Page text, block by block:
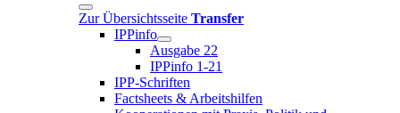
Zur Übersichtsseite Transfer
IPPinfo
Ausgabe 22
IPPinfo 1-21
IPP-Schriften
Factsheets & Arbeitshilfen